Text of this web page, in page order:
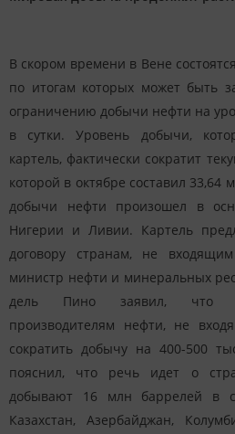
В скором времени в Вене
по итогам которых может быть
ограничению добычи нефти на
в сутки. Уровень добычи,
картель, фактически сократит
которой в октябре составил 33,64
добычи нефти произошел в
Нигерии и Ливии. Картель
договору странам, не
министр нефти и минеральных
дель Пино заявил, что
производителям нефти, не
сократить добычу на 400-500
пояснил, что речь идет о
добывают 16 млн баррелей в
Казахстан, Азербайджан,